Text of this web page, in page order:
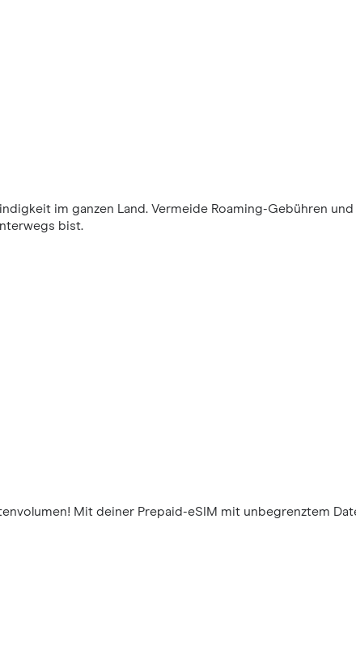
im ganzen Land. Vermeide Roaming-Gebühren
bist.
Mit deiner Prepaid-eSIM mit unbegrenztem